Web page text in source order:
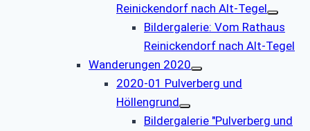
Reinickendorf nach Alt-Tegel
Bildergalerie: Vom Rathaus
Reinickendorf nach Alt-Tegel
Wanderungen 2020
2020-01 Pulverberg und
Höllengrund
Bildergalerie "Pulverberg und